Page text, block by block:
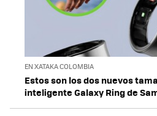
EN XATAKA COLOMBIA
Estos son los dos nuevos
inteligente Galaxy Ring de